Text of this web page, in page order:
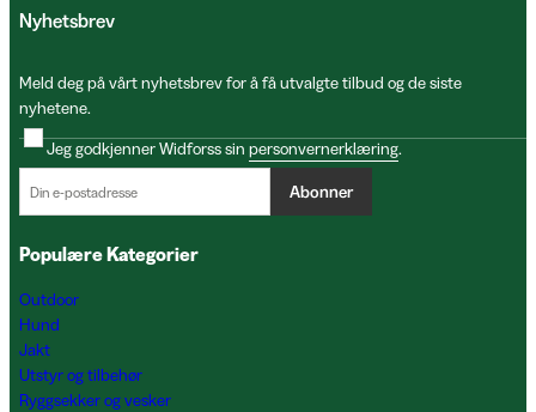
Nyhetsbrev
Meld deg på vårt nyhetsbrev for å få utvalgte tilbud og de siste
nyhetene.
Jeg godkjenner Widforss sin personvernerklæring.
Abonner
Populære Kategorier
Outdoor
Hund
Jakt
Utstyr og tilbehør
Ryggsekker og vesker